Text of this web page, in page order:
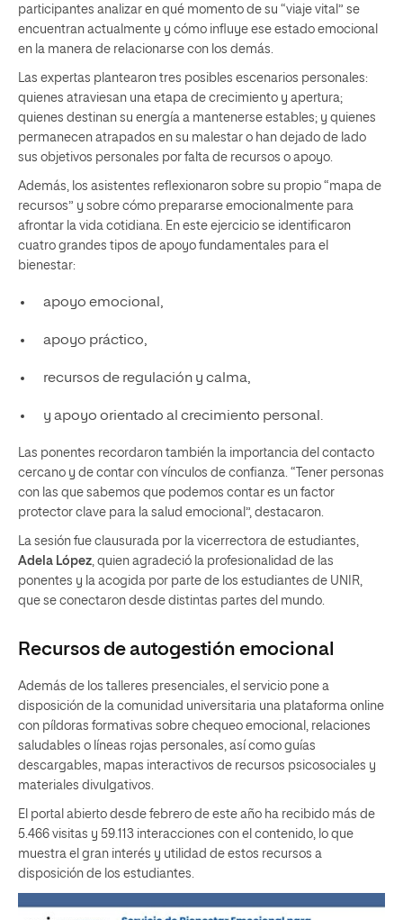
participantes analizar en qué momento de su “viaje vital” se
encuentran actualmente y cómo influye ese estado emocional
en la manera de relacionarse con los demás.
Las expertas plantearon tres posibles escenarios personales:
quienes atraviesan una etapa de crecimiento y apertura;
quienes destinan su energía a mantenerse estables; y quienes
permanecen atrapados en su malestar o han dejado de lado
sus objetivos personales por falta de recursos o apoyo.
Además, los asistentes reflexionaron sobre su propio “mapa de
recursos” y sobre cómo prepararse emocionalmente para
afrontar la vida cotidiana. En este ejercicio se identificaron
cuatro grandes tipos de apoyo fundamentales para el
bienestar:
apoyo emocional,
apoyo práctico,
recursos de regulación y calma,
y apoyo orientado al crecimiento personal.
Las ponentes recordaron también la importancia del contacto
cercano y de contar con vínculos de confianza. “Tener personas
con las que sabemos que podemos contar es un factor
protector clave para la salud emocional”, destacaron.
La sesión fue clausurada por la vicerrectora de estudiantes,
Adela López, quien agradeció la profesionalidad de las
ponentes y la acogida por parte de los estudiantes de UNIR,
que se conectaron desde distintas partes del mundo.
Recursos de autogestión emocional
Además de los talleres presenciales, el servicio pone a
disposición de la comunidad universitaria una plataforma online
con píldoras formativas sobre chequeo emocional, relaciones
saludables o líneas rojas personales, así como guías
descargables, mapas interactivos de recursos psicosociales y
materiales divulgativos.
El portal abierto desde febrero de este año ha recibido más de
5.466 visitas y 59.113 interacciones con el contenido, lo que
muestra el gran interés y utilidad de estos recursos a
disposición de los estudiantes.